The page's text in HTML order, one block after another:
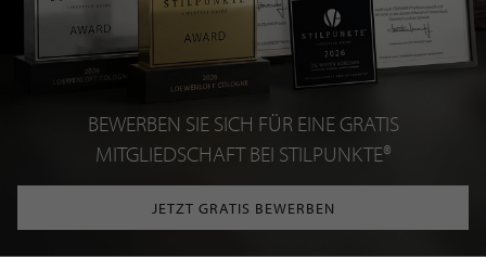
BEWERBEN SIE SICH FÜR EINE GRATIS
MITGLIEDSCHAFT BEI STILPUNKTE®
JETZT GRATIS BEWERBEN